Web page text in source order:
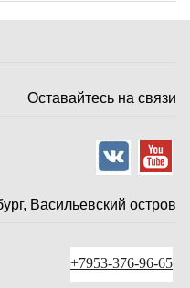
Оставайтесь на связи
Васильевский остров
+7953-376-96-65